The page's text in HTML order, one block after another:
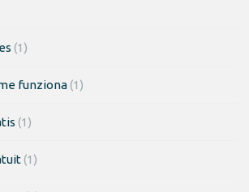
(1)
funziona(1)
(1)
(1)